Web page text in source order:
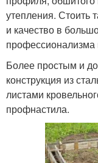
утепления. Стоить
и качество в
Более простым и
конструкция из
листами
профнастила.